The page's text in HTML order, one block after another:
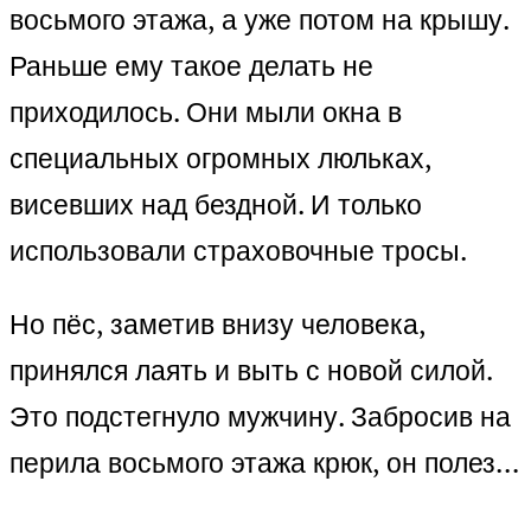
восьмого этажа, а уже потом на крышу.
Раньше ему такое делать не
приходилось. Они мыли окна в
специальных огромных люльках,
висевших над бездной. И только
использовали страховочные тросы.
Но пёс, заметив внизу человека,
принялся лаять и выть с новой силой.
Это подстегнуло мужчину. Забросив на
перила восьмого этажа крюк, он полез…